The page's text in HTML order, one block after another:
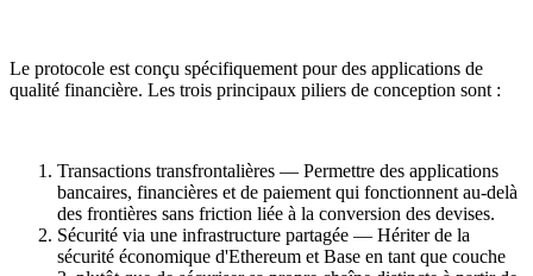
Le protocole est conçu spécifiquement pour des applications de
qualité financière. Les trois principaux piliers de conception sont :
Transactions transfrontalières — Permettre des applications
bancaires, financières et de paiement qui fonctionnent au-delà
des frontières sans friction liée à la conversion des devises.
Sécurité via une infrastructure partagée — Hériter de la
sécurité économique d'Ethereum et Base en tant que couche